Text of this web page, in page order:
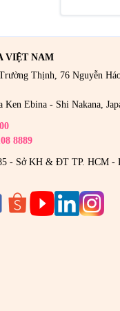
VIỆT NAM
Thịnh, 76 Nguyễn
Ken Ebina - Shi Nakana,
8889
- Sở KH & ĐT TP. HCM -